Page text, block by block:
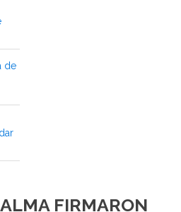
de
FIRMARON